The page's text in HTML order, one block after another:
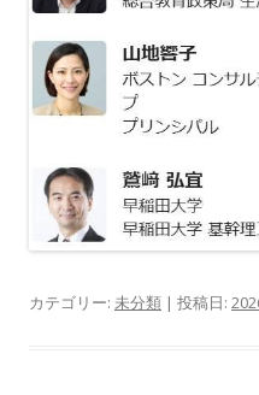
カテゴリー: 未分類 | 投稿日: